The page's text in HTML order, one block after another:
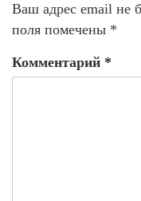
Ваш адрес email не
поля помечены *
Комментарий *